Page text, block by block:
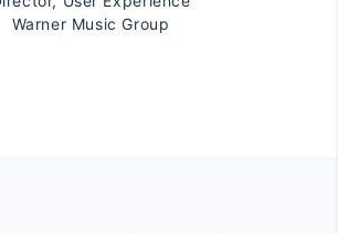
Warner Music Group